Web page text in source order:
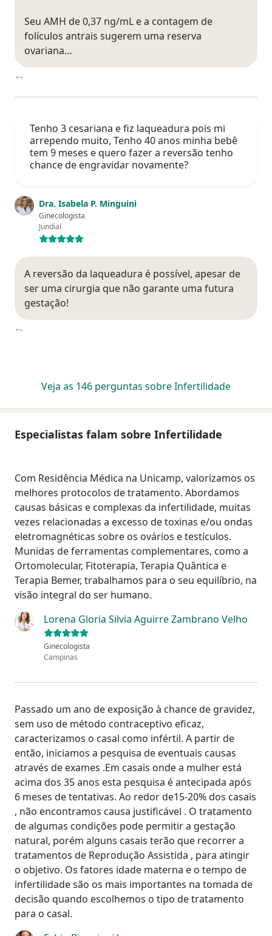
Seu AMH de 0,37 ng/mL e a contagem de
folículos antrais sugerem uma reserva
ovariana…
Tenho 3 cesariana e fiz laqueadura pois mi
arrependo muito, Tenho 40 anos minha bebê
tem 9 meses e quero fazer a reversão tenho
chance de engravidar novamente?
Dra. Isabela P. Minguini
Ginecologista
Jundiaí
A reversão da laqueadura é possível, apesar de
ser uma cirurgia que não garante uma futura
gestação!
Veja as 146 perguntas sobre Infertilidade
Especialistas falam sobre Infertilidade
Com Residência Médica na Unicamp, valorizamos os
melhores protocolos de tratamento. Abordamos
causas básicas e complexas da infertilidade, muitas
vezes relacionadas a excesso de toxinas e/ou ondas
eletromagnéticas sobre os ovários e testículos.
Munidas de ferramentas complementares, como a
Ortomolecular, Fitoterapia, Terapia Quântica e
Terapia Bemer, trabalhamos para o seu equilíbrio, na
visão integral do ser humano.
Lorena Gloria Silvia Aguirre Zambrano Velho
Ginecologista
Campinas
Passado um ano de exposição à chance de gravidez,
sem uso de método contraceptivo eficaz,
caracterizamos o casal como infértil. A partir de
então, iniciamos a pesquisa de eventuais causas
através de exames .Em casais onde a mulher está
acima dos 35 anos esta pesquisa é antecipada após
6 meses de tentativas. Ao redor de15-20% dos casais
, não encontramos causa justificável . O tratamento
de algumas condições pode permitir a gestação
natural, porém alguns casais terão que recorrer a
tratamentos de Reprodução Assistida , para atingir
o objetivo. Os fatores idade materna e o tempo de
infertilidade são os mais importantes na tomada de
decisão quando escolhemos o tipo de tratamento
para o casal.